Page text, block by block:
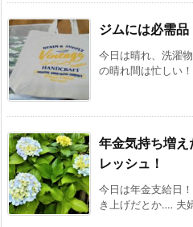
ジムには必需品
今日は晴れ、洗濯
の晴れ間は忙しい
年金気持ち増
レッシュ！
今日は年金支給日
き上げだとか‥‥ 夫